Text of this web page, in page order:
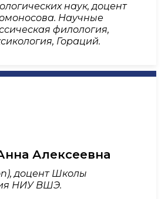
наук, доцент
Научные
филология,
Гораций.
Алексеевна
доцент Школы
НИУ ВШЭ.